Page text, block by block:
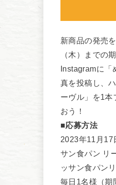
新商品の発売
（木）までの
Instagramに「
真を投稿し、
ーヴル」を1本
おう！
■応募方法
2023年11月17
サン食パン リ
ッサン食パン
毎日1名様（期